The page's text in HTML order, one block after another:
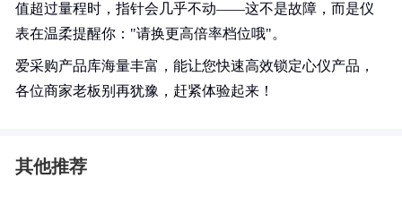
值超过量程时，指针会几乎不动——这不是故障，而是仪
表在温柔提醒你："请换更高倍率档位哦"。
爱采购产品库海量丰富，能让您快速高效锁定心仪产品，
各位商家老板别再犹豫，赶紧体验起来！
其他推荐